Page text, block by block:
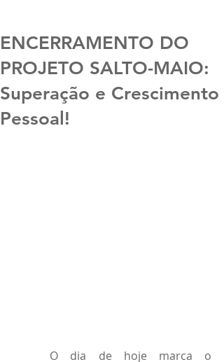
ENCERRAMENTO DO
PROJETO SALTO-MAIO:
Superação e Crescimento
Pessoal!